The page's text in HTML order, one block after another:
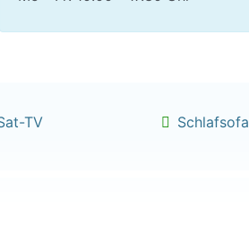
TV
Schlafsofa